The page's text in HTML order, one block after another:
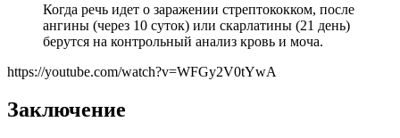
Когда речь идет о заражении стрептококком, после
ангины (через 10 суток) или скарлатины (21 день)
берутся на контрольный анализ кровь и моча.
https://youtube.com/watch?v=WFGy2V0tYwA
Заключение